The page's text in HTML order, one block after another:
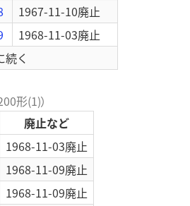
1967-11-10廃止
1968-11-03廃止
続く
形(1)）
廃止など
1968-11-03廃止
1968-11-09廃止
1968-11-09廃止